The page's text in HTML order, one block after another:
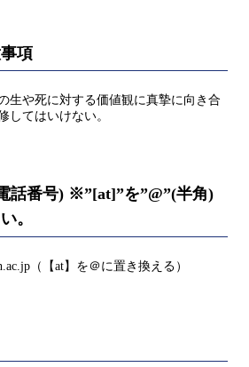
項
生や死に対する価値観に真摯に向き合
してはいけない。
話番号) ※”[at]”を”@”(半角)
。
（【at】を＠に置き換える）